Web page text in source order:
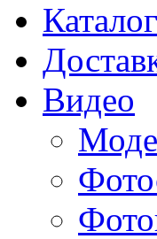
Видео